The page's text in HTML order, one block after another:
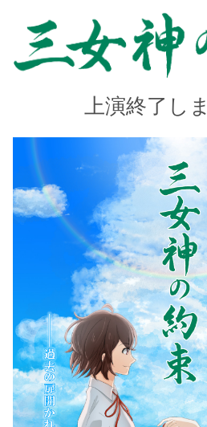
上演終了し